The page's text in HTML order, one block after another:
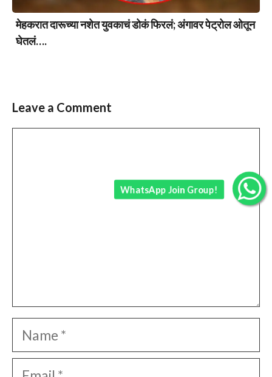
मेहकरात दारूच्या नशेत युवकाचं डोकं फिरलं; अंगावर पेट्रोल ओतून
घेतलं….
Leave a Comment
Name
Email
WhatsApp Join Group!